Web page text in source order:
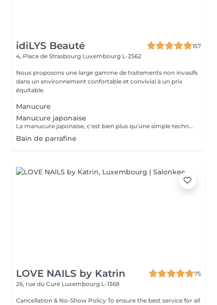
idiLYS Beauté
157
4, Place de Strasbourg Luxembourg L-2562
Nous proposons une large gamme de traitements non invasifs
dans un environnement confortable et convivial à un prix
équitable.
Manucure
Manucure japonaise
La manucure japonaise, c'est bien plus qu'une simple technique de soin des ongles. Le but, c'est vraiment de redonner de l'éclat et de la vitalité aux ongles. Des ingrédients naturels sont utilisés pour chouchouter les ongles et mettre en valeur leur beauté innée : - on nourrit et on renforce les ongles avec des produits comme la cire d'abeille, le lait de riz et le soja. - on utilise des outils spécifiques et des techniques toutes douces, comme un polissage délicat et l'application de pâtes riches en nutriments.
Bain de parrafine
LOVE NAILS by Katrin
75
26, rue du Curé Luxembourg L-1368
Cancellation & No-Show Policy To ensure the best service for all